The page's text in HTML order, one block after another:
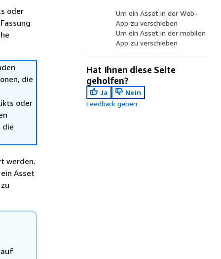
oder
die
oder
die
werden.
Asset
Um ein Asset in der Web-
App zu verschieben
Um ein Asset in der mobilen
App zu verschieben
Hat Ihnen diese Seite
geholfen?
Ja
Nein
Feedback geben